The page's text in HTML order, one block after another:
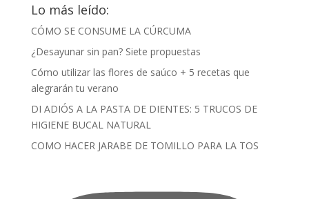
Lo más leído:
CÓMO SE CONSUME LA CÚRCUMA
¿Desayunar sin pan? Siete propuestas
Cómo utilizar las flores de saúco + 5 recetas que
alegrarán tu verano
DI ADIÓS A LA PASTA DE DIENTES: 5 TRUCOS DE
HIGIENE BUCAL NATURAL
COMO HACER JARABE DE TOMILLO PARA LA TOS